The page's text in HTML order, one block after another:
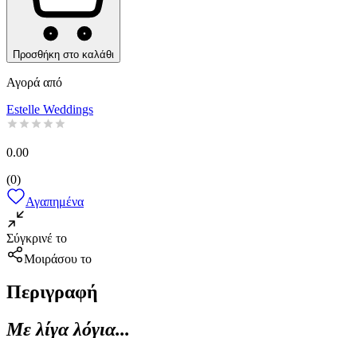
Προσθήκη στο καλάθι
Αγορά από
Estelle Weddings
0.00
(0)
Αγαπημένα
Σύγκρινέ το
Μοιράσου το
Περιγραφή
Με λίγα λόγια...